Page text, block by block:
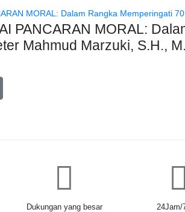
PANCARAN MORAL:
Mahmud Marzuki, S.H.,
Dukungan yang besar
24Jam/